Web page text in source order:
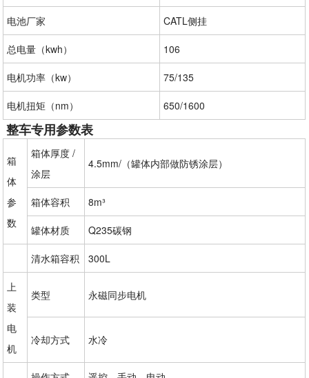
电池厂家 CATL侧挂
总电量（kwh） 106
电机功率（kw） 75/135
电机扭矩（nm） 650/1600
整车专用参数表
箱
体
参
数
箱体厚度 /
涂层
4.5mm/（罐体内部做防锈涂层）
箱体容积 8m³
罐体材质 Q235碳钢
清水箱容积 300L
上
装
电
机
类型 永磁同步电机
冷却方式 水冷